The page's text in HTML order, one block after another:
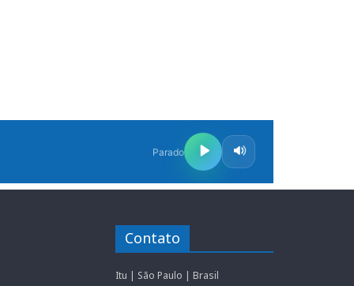
Contato
Itu | São Paulo | Brasil